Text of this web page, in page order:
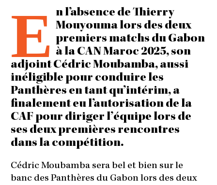
E n l’absence de Thierry
Mouyouma lors des deux
premiers matchs du Gabon
à la CAN Maroc 2025, son
adjoint Cédric Moubamba, aussi
inéligible pour conduire les
Panthères en tant qu’intérim, a
finalement eu l’autorisation de la
CAF pour diriger l’équipe lors de
ses deux premières rencontres
dans la compétition.
Cédric Moubamba sera bel et bien sur le
banc des Panthères du Gabon lors des deux